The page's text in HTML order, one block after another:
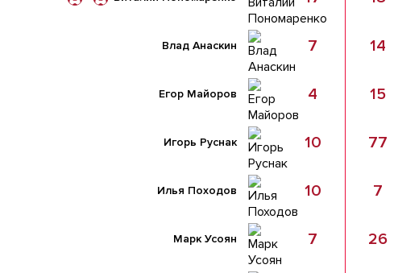
Влад Анаскин 7
Егор Майоров 4
Игорь Руснак 10
Илья Походов 10
Марк Усоян 7
14
15
77
7
26